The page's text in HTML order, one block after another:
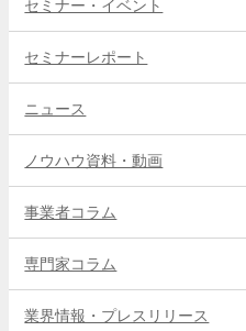
セミナー・イベント
セミナーレポート
ニュース
ノウハウ資料・動画
事業者コラム
専門家コラム
業界情報・プレスリリース